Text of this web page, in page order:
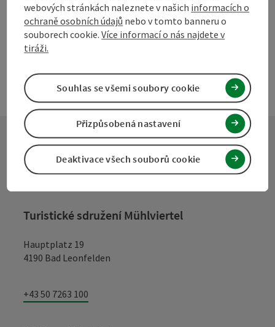
powered byTOURDATA Navrhnout změnu
Kontakt
Turistické sdružení Mühlviertel
Hauptplatz 19
4190 Bad Leonfelden
+43 50 7263 100
webových stránkách naleznete v našich informacích o
ochraně osobních údajů nebo v tomto banneru o
souborech cookie.Více informací o nás najdete v
tiráži.
Deaktivace všech souborů cookie
Přizpůsobená nastavení
Souhlas se všemi soubory cookie